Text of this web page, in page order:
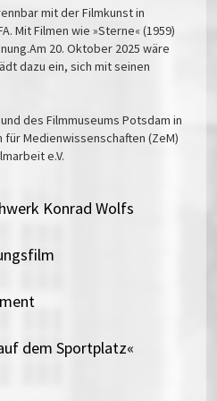
mit der Filmkunst in
Mit Filmen wie »Sterne« (1959)
20. Oktober 2025 wäre
dazu ein, sich mit seinen
des Filmmuseums Potsdam in
Medienwissenschaften (ZeM)
e.V.
Konrad Wolfs
dem Sportplatz«